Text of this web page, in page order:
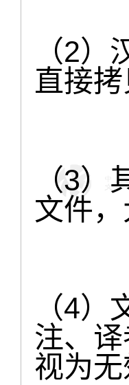
（2
直接
（3
文件
（4
注、
视为无